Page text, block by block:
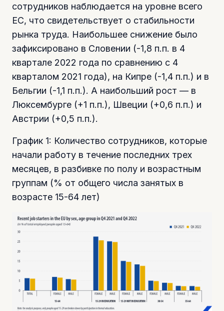
сотрудников наблюдается на уровне всего
ЕС, что свидетельствует о стабильности
рынка труда. Наибольшее снижение было
зафиксировано в Словении (-1,8 п.п. в 4
квартале 2022 года по сравнению с 4
кварталом 2021 года), на Кипре (-1,4 п.п.) и в
Бельгии (-1,1 п.п.). А наибольший рост — в
Люксембурге (+1 п.п.), Швеции (+0,6 п.п.) и
Австрии (+0,5 п.п.).
График 1: Количество сотрудников, которые
начали работу в течение последних трех
месяцев, в разбивке по полу и возрастным
группам (% от общего числа занятых в
возрасте 15-64 лет)